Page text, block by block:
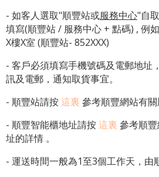
- 如客人選取"順豐站或服務中心"自
填寫(順豐站 / 服務中心 + 點碼) , 例
X樓X室 (順豐站- 852XXX)
- 客戶必須填寫手機號碼及電郵地址
訊及電郵，通知取貨事宜。
- 順豐站請按這裏 參考順豐網站有關
- 順豐智能櫃地址請按這裏 參考順
址的詳情 。
- 運送時間一般為1至3個工作天，由